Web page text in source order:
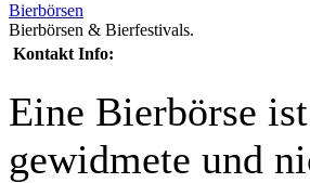
Bierbörsen
Bierbörsen & Bierfestivals.
Kontakt Info:
Eine Bierbörse
gewidmete und